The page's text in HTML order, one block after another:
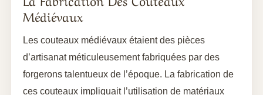
Médiévaux
Les couteaux médiévaux étaient des pièces
d’artisanat méticuleusement fabriquées par des
forgerons talentueux de l’époque. La fabrication de
ces couteaux impliquait l’utilisation de matériaux